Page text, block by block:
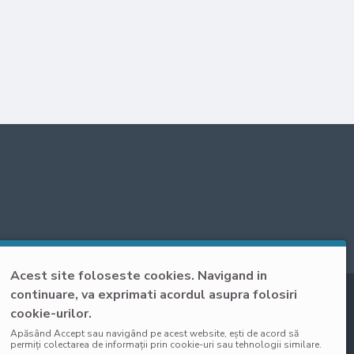
Acest site foloseste cookies. Navigand in
continuare, va exprimati acordul asupra folosiri
cookie-urilor.
Apăsând Accept sau navigând pe acest website, ești de acord să
permiți colectarea de informații prin cookie-uri sau tehnologii similare.